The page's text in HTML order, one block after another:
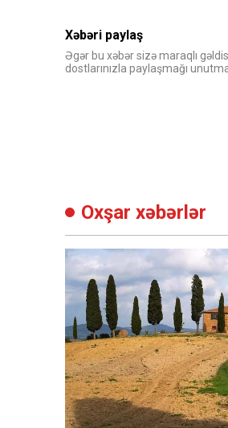
Xəbəri paylaş
Əgər bu xəbər sizə maraqlı
dostlarınızla paylaşmağı
Oxşar xəbərlər